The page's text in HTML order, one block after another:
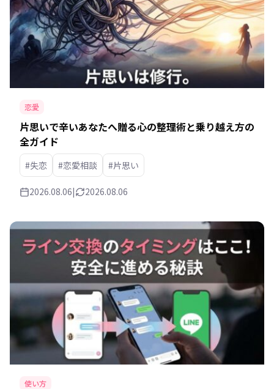
恋愛
片思いで辛いあなたへ贈る心の整理術と乗り越え方の
全ガイド
#失恋 #恋愛相談 #片思い
2026.08.06| 2026.08.06
使い方